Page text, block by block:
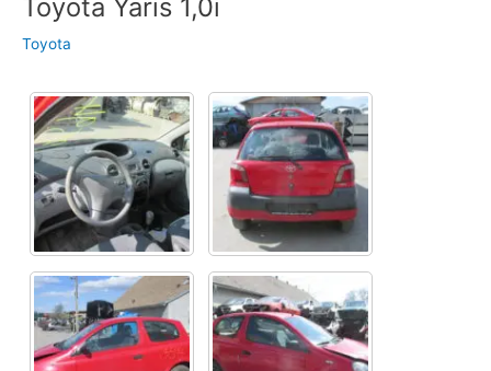
Toyota Yaris 1,0i
Toyota